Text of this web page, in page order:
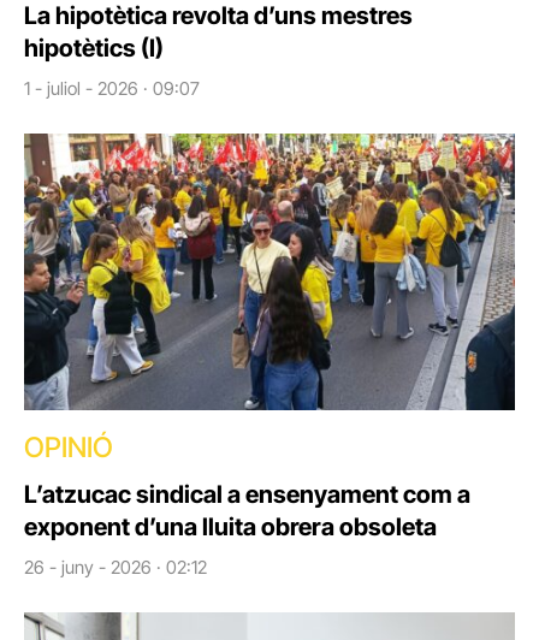
La hipotètica revolta d’uns mestres
hipotètics (I)
1 - juliol - 2026 · 09:07
OPINIÓ
L’atzucac sindical a ensenyament com a
exponent d’una lluita obrera obsoleta
26 - juny - 2026 · 02:12